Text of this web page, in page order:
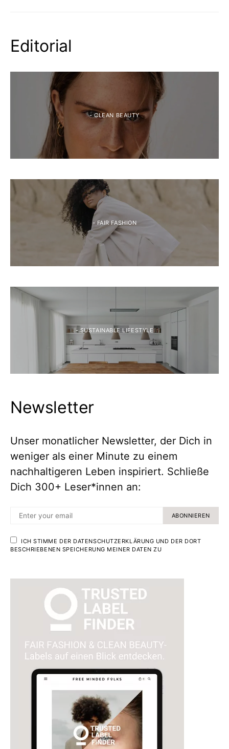
Editorial
- CLEAN BEAUTY
- FAIR FASHION
- SUSTAINABLE LIFESTYLE
Newsletter
Unser monatlicher Newsletter, der Dich in
weniger als einer Minute zu einem
nachhaltigeren Leben inspiriert. Schließe
Dich 300+ Leser*innen an:
ABONNIEREN
ICH STIMME DER DATENSCHUTZERKLÄRUNG UND DER DORT
BESCHRIEBENEN SPEICHERUNG MEINER DATEN ZU